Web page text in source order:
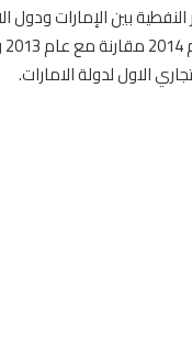
بين الإمارات ودول
الاول لدولة الامارات.